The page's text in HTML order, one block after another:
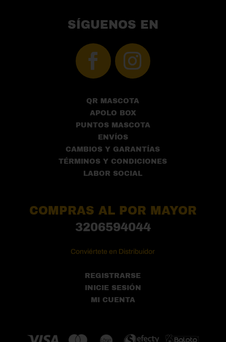
SÍGUENOS EN
QR MASCOTA
APOLO BOX
PUNTOS MASCOTA
ENVÍOS
CAMBIOS Y GARANTÍAS
TÉRMINOS Y CONDICIONES
LABOR SOCIAL
COMPRAS AL POR MAYOR
3206594044
Conviértete en Distribuidor
REGISTRARSE
INICIE SESIÓN
MI CUENTA